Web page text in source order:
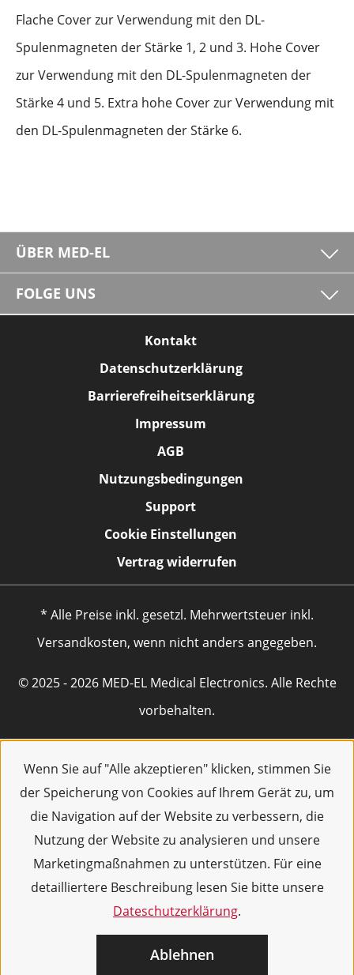
Wenn Sie auf "Alle akzeptieren" klicken, stimmen Sie
der Speicherung von Cookies auf Ihrem Gerät zu, um
die Navigation auf der Website zu verbessern, die
Nutzung der Website zu analysieren und unsere
Marketingmaßnahmen zu unterstützen. Für eine
detailliertere Beschreibung lesen Sie bitte unsere
Dateschutzerklärung.
Ablehnen
Flache Cover zur Verwendung mit den DL-
Spulenmagneten der Stärke 1, 2 und 3. Hohe Cover
zur Verwendung mit den DL-Spulenmagneten der
Stärke 4 und 5. Extra hohe Cover zur Verwendung mit
den DL-Spulenmagneten der Stärke 6.
ÜBER MED-EL
FOLGE UNS
Kontakt
Datenschutzerklärung
Barrierefreiheitserklärung
Impressum
AGB
Nutzungsbedingungen
Support
Cookie Einstellungen
Vertrag widerrufen
* Alle Preise inkl. gesetzl. Mehrwertsteuer inkl.
Versandkosten, wenn nicht anders angegeben.
© 2025 - 2026 MED-EL Medical Electronics. Alle Rechte
vorbehalten.